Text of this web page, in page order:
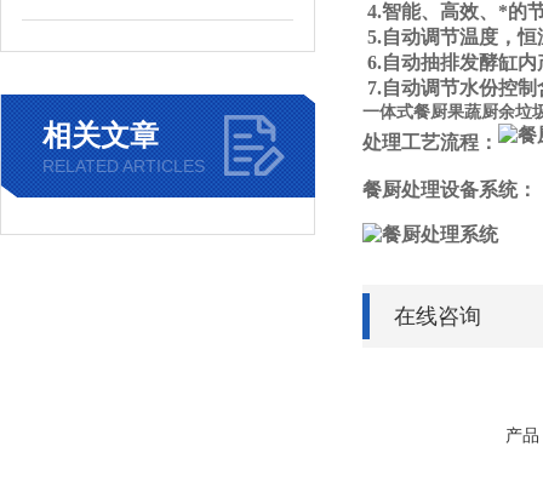
相关文章
RELATED ARTICLES
4.智能、高效、*的
5.自动调节温度，
6.自动抽排发酵缸
7.自动调节水份控制
一体式餐厨果蔬厨余垃
处理工艺流程：
餐厨处理设备系统：
在线咨询
产品